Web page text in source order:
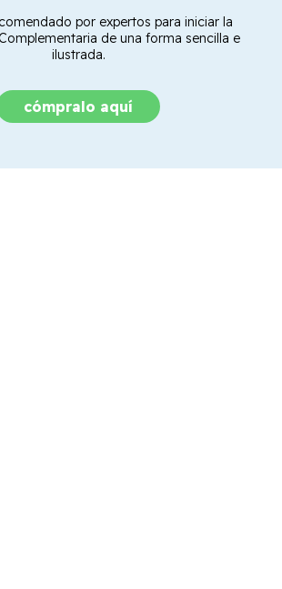
por expertos para iniciar la
de una forma sencilla e
ilustrada.
cómpralo aquí